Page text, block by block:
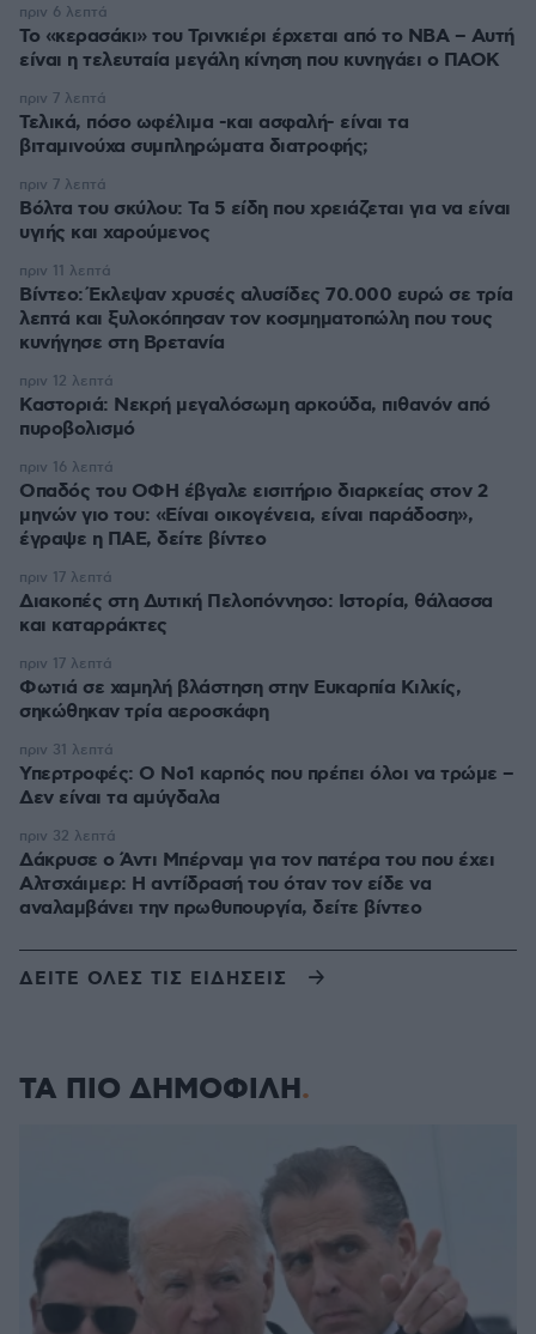
Το «κερασάκι» του Τρινκιέρι έρχεται από το NBA – Αυτή
είναι η τελευταία μεγάλη κίνηση που κυνηγάει ο ΠΑΟΚ
πριν 6 λεπτά
Τελικά, πόσο ωφέλιμα -και ασφαλή- είναι τα
βιταμινούχα συμπληρώματα διατροφής;
πριν 7 λεπτά
Βόλτα του σκύλου: Τα 5 είδη που χρειάζεται για να είναι
υγιής και χαρούμενος
πριν 7 λεπτά
Βίντεο: Έκλεψαν χρυσές αλυσίδες 70.000 ευρώ σε τρία
λεπτά και ξυλοκόπησαν τον κοσμηματοπώλη που τους
κυνήγησε στη Βρετανία
πριν 11 λεπτά
Καστοριά: Νεκρή μεγαλόσωμη αρκούδα, πιθανόν από
πυροβολισμό
πριν 12 λεπτά
Οπαδός του ΟΦΗ έβγαλε εισιτήριο διαρκείας στον 2
μηνών γιο του: «Είναι οικογένεια, είναι παράδοση»,
έγραψε η ΠΑΕ, δείτε βίντεο
πριν 16 λεπτά
Διακοπές στη Δυτική Πελοπόννησο: Ιστορία, θάλασσα
και καταρράκτες
πριν 17 λεπτά
Φωτιά σε χαμηλή βλάστηση στην Ευκαρπία Κιλκίς,
σηκώθηκαν τρία αεροσκάφη
πριν 17 λεπτά
Υπερτροφές: Ο Νο1 καρπός που πρέπει όλοι να τρώμε –
Δεν είναι τα αμύγδαλα
πριν 31 λεπτά
Δάκρυσε ο Άντι Μπέρναμ για τον πατέρα του που έχει
Αλτσχάιμερ: Η αντίδρασή του όταν τον είδε να
αναλαμβάνει την πρωθυπουργία, δείτε βίντεο
πριν 32 λεπτά
ΔΕΙΤΕ ΟΛΕΣ ΤΙΣ ΕΙΔΗΣΕΙΣ
ΤΑ ΠΙΟ ΔΗΜΟΦΙΛΗ